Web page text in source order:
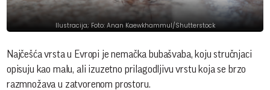
Ilustracija; Foto: Anan Kaewkhammul/Shutterstock
Najčešća vrsta u Evropi je nemačka bubašvaba, koju stručnjaci
opisuju kao malu, ali izuzetno prilagodljivu vrstu koja se brzo
razmnožava u zatvorenom prostoru.